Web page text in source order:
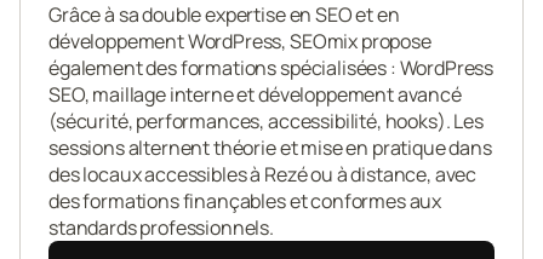
Grâce à sa double expertise en SEO et en
développement WordPress, SEOmix propose
également des formations spécialisées : WordPress
SEO, maillage interne et développement avancé
(sécurité, performances, accessibilité, hooks). Les
sessions alternent théorie et mise en pratique dans
des locaux accessibles à Rezé ou à distance, avec
des formations finançables et conformes aux
standards professionnels.